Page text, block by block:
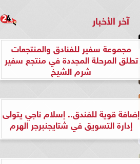
آخر الأخبار
مجموعة سفير للفنادق والمنتجعات
تطلق المرحلة المجددة في منتجع سفير
شرم الشيخ
إضافة قوية للفندق.. إسلام ناجي يتولى
إدارة التسويق في شتايجنبرجر الهرم